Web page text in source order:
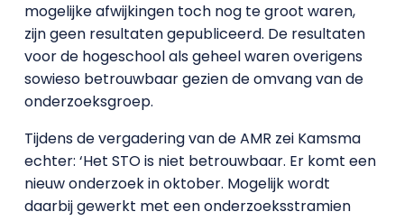
mogelijke afwijkingen toch nog te groot waren,
zijn geen resultaten gepubliceerd. De resultaten
voor de hogeschool als geheel waren overigens
sowieso betrouwbaar gezien de omvang van de
onderzoeksgroep.
Tijdens de vergadering van de AMR zei Kamsma
echter: ‘Het STO is niet betrouwbaar. Er komt een
nieuw onderzoek in oktober. Mogelijk wordt
daarbij gewerkt met een onderzoeksstramien